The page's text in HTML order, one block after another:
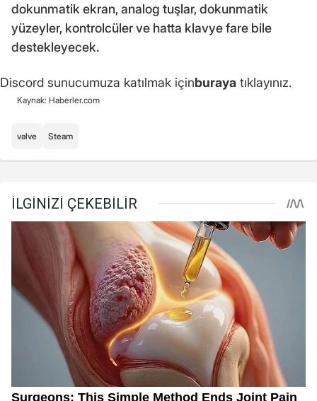
dokunmatik ekran, analog tuşlar, dokunmatik
yüzeyler, kontrolcüler ve hatta klavye fare bile
destekleyecek.
Discord sunucumuza katılmak içinburaya tıklayınız.
Kaynak: Haberler.com
valve Steam